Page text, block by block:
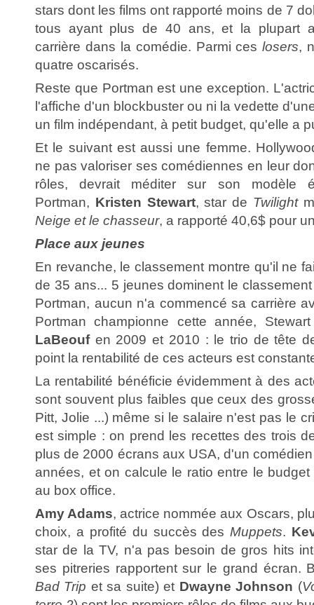
stars dont les films ont rapporté moins de 7
tous ayant plus de 40 ans, et la plupart
carrière dans la comédie. Parmi ceslosers,
quatre oscarisés.
Reste que Portman est une exception.
l'affiche d'un blockbuster ou ni la vedette
un film indépendant, à petit budget, qu'elle a
Et le suivant est aussi une femme.
ne pas valoriser ses comédiennes en leur
rôles, devrait méditer sur son modèle
Portman, Kristen Stewart, star de Twilight
Neige et le chasseur, a rapporté 40,6$ pour
Place aux jeunes
En revanche, le classement montre qu'il ne
de 35 ans... 5 jeunes dominent le
Portman, aucun n'a commencé sa carrière
Portman championne cette année,
LaBeoufen 2009 et 2010 : le trio de tête
point la rentabilité de ces acteurs est
La rentabilité bénéficie évidemment à des
sont souvent plus faibles que ceux des
Pitt, Jolie ...) même si le salaire n'est pas le
est simple : on prend les recettes des trois
plus de 2000 écrans aux USA, d'un
années, et on calcule le ratio entre le
au box office.
Amy Adams, actrice nommée aux Oscars,
choix, a profité du succès desMuppets.
star de la TV, n'a pas besoin de gros hits
ses pitreries rapportent sur le grand écran.
Bad Trip et sa suite) et Dwayne Johnson (